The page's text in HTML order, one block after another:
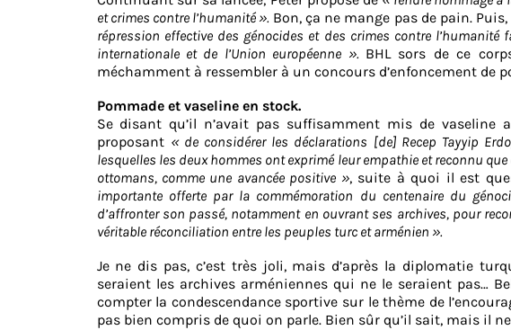
et crimes contre l’humanité ». Bon, ça ne mange pas de pain. Puis,
répression effective des génocides et des crimes contre
internationale et de l’Union européenne ». BHL sors de ce
méchamment à ressembler à un concours d’enfoncement de
Pommade et vaseline en stock.
Se disant qu’il n’avait pas suffisamment mis de
proposant « de considérer les déclarations [de] Recep Tayyip
lesquelles les deux hommes ont exprimé leur empathie et reconnu
ottomans, comme une avancée positive », suite à quoi il est
importante offerte par la commémoration du centenaire du
d’affronter son passé, notamment en ouvrant ses archives, pour
véritable réconciliation entre les peuples turc et arménien ».
Je ne dis pas, c’est très joli, mais d’après la diplomatie
seraient les archives arméniennes qui ne le seraient pas…
compter la condescendance sportive sur le thème de
pas bien compris de quoi on parle. Bien sûr qu’il sait, mais il